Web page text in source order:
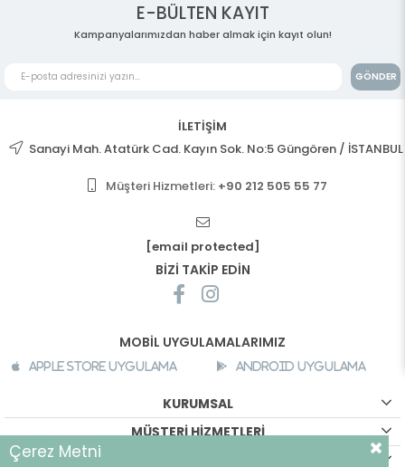
E-BÜLTEN KAYIT
Kampanyalarımızdan haber almak için kayıt olun!
GÖNDER
İLETİŞİM
Sanayi Mah. Atatürk Cad. Kayın Sok. No:5 Güngören / İSTANBUL
Müşteri Hizmetleri: +90 212 505 55 77
[email protected]
BİZİ TAKİP EDİN
MOBİL UYGULAMALARIMIZ
Apple Store Uygulama Android Uygulama
KURUMSAL
MÜŞTERİ HİZMETLERİ
Çerez Metni